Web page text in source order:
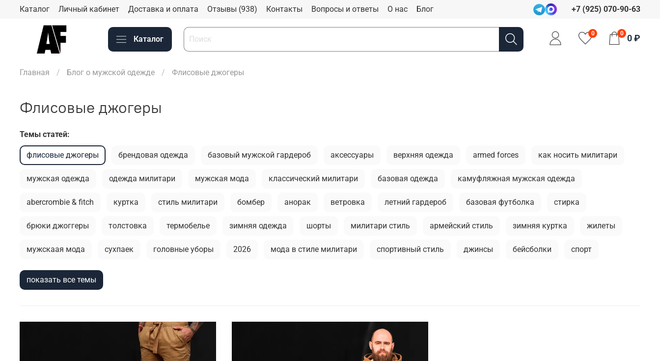
Каталог Личный кабинет Доставка и оплата Отзывы (938) Контакты Вопросы и ответы О нас Блог +7 (925) 070-90-63
Каталог
0 0 0 ₽
Главная Блог о мужской одежде Флисовые джогеры
Флисовые джогеры
Темы статей:
флисовые джогеры брендовая одежда базовый мужской гардероб аксессуары верхняя одежда armed forces как носить милитари
мужская одежда одежда милитари мужская мода классический милитари базовая одежда камуфляжная мужская одежда
abercrombie & fitch куртка стиль милитари бомбер анорак ветровка летний гардероб базовая футболка стирка
брюки джоггеры толстовка термобелье зимняя одежда шорты милитари стиль армейский стиль зимняя куртка жилеты
мужскаая мода сухпаек головные уборы 2026 мода в стиле милитари спортивный стиль джинсы бейсболки спорт
брюки мужской лонгслив
кэжуал или уличный милитари милитари аксессуары универсальные футболки аляска рубашка
тактический рюкзак активная одежда милитари
показать все темы